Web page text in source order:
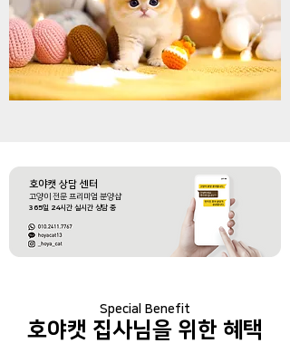
호야캣 상담 센터
​고양이 전문 프리미엄 분양샵
365일 24시간 실시간 상담 중
Special Benefit
호야캣 집사님을 위한 혜택